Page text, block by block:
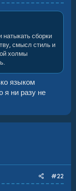
натыкать сборки
смысл стиль и
холмы
языком
я ни разу не
#22